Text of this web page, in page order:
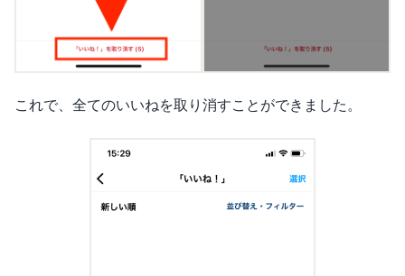
これで、全てのいいねを取り消すことができました。